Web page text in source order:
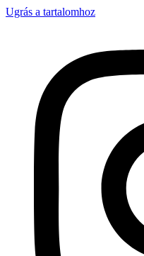
Ugrás a tartalomhoz